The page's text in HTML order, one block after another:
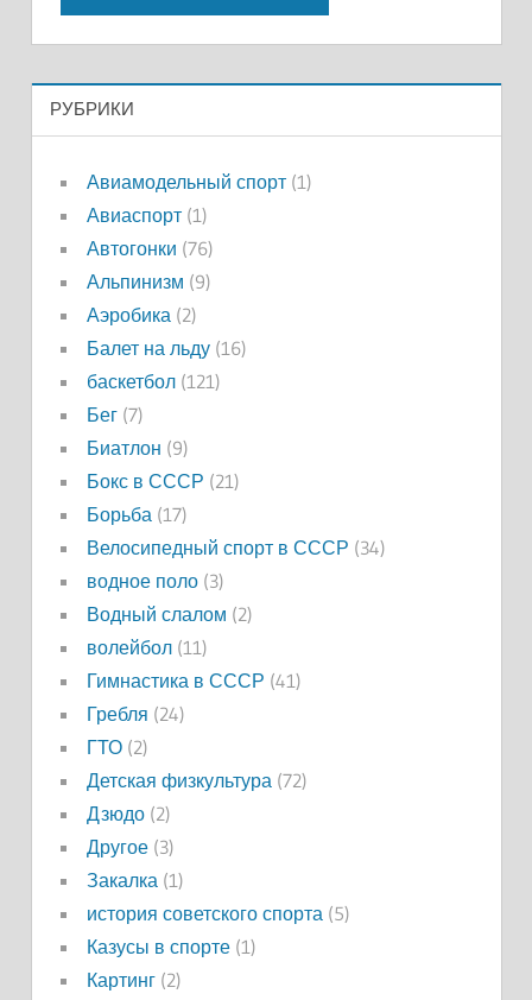
РУБРИКИ
Авиамодельный спорт(1)
Авиаспорт(1)
Автогонки (76)
Альпинизм (9)
Аэробика (2)
Балет на льду(16)
баскетбол(121)
Бег(7)
Биатлон (9)
Бокс в СССР (21)
Борьба (17)
Велосипедный спорт в СССР (34)
водное поло(3)
Водный слалом (2)
волейбол(11)
Гимнастика в СССР (41)
Гребля (24)
ГТО(2)
Детская физкультура (72)
Дзюдо(2)
Другое(3)
Закалка (1)
история советского спорта (5)
Казусы в спорте(1)
Картинг(2)